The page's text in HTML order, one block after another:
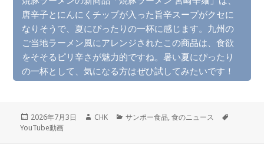
唐辛子とにんにくチップが入った旨辛スープがクセに
なりそうで、夏にぴったりの一杯に感じます。九州の
ご当地ラーメン風にアレンジされたこの商品は、食欲
をそそるピリ辛さが魅力的ですね。暑い夏にぴったり
の一杯として、気になる方はぜひ試してみたいです！
投
稿
2026年7月3日
作
CHK
カ
サンポー食品,食のニュース
YouTube動画